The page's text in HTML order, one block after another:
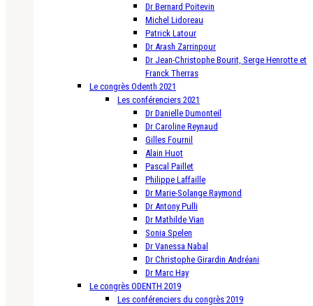
Dr Bernard Poitevin
Michel Lidoreau
Patrick Latour
Dr Arash Zarrinpour
Dr Jean-Christophe Bourit, Serge Henrotte et
Franck Therras
Le congrès Odenth 2021
Les conférenciers 2021
Dr Danielle Dumonteil
Dr Caroline Reynaud
Gilles Fournil
Alain Huot
Pascal Paillet
Philippe Laffaille
Dr Marie-Solange Raymond
Dr Antony Pulli
Dr Mathilde Vian
Sonia Spelen
Dr Vanessa Nabal
Dr Christophe Girardin Andréani
Dr Marc Hay
Le congrès ODENTH 2019
Les conférenciers du congrès 2019